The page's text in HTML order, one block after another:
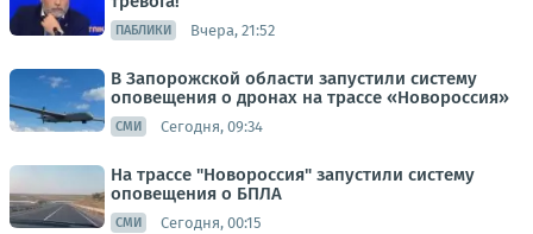
ПАБЛИКИ Вчера, 21:52
В Запорожской области запустили систему
оповещения о дронах на трассе «Новороссия»
СМИ Сегодня, 09:34
На трассе "Новороссия" запустили систему
оповещения о БПЛА
СМИ Сегодня, 00:15